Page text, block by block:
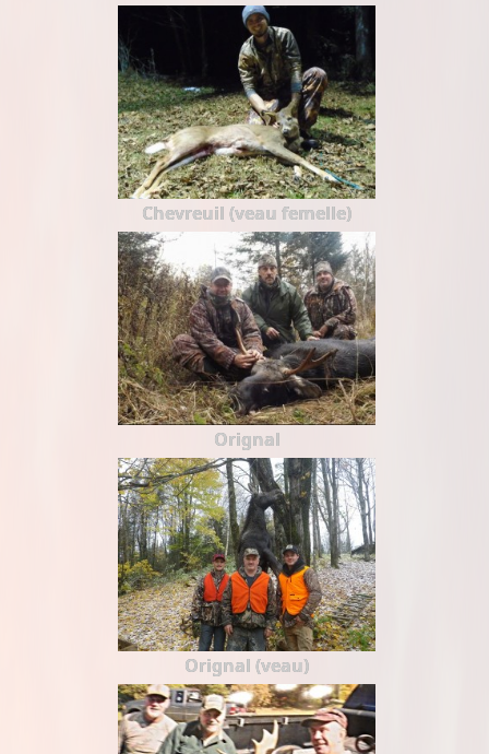
Chevreuil (veau femelle)
Orignal
Orignal (veau)